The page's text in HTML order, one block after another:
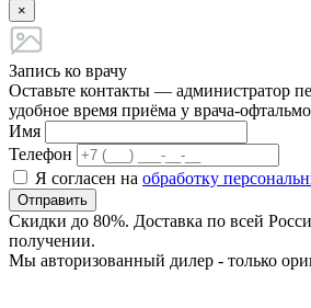
×
Запись ко врачу
Оставьте контакты — администратор
удобное время приёма у врача-
Имя
Телефон
Я согласен на обработку
Отправить
Скидки до 80%. Доставка по всей
получении.
Мы авторизованный дилер - только